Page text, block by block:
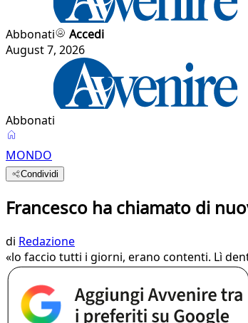
Abbonati
Accedi
August 7, 2026
Abbonati
MONDO
Condividi
Francesco ha chiamato di
di Redazione
«lo faccio tutti i giorni, erano contenti. Lì